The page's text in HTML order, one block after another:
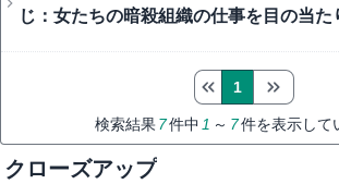
じ：女たちの暗殺組織の仕事を目の当
検索結果7件中 1 ～ 7件を表示して
1
クローズアップ